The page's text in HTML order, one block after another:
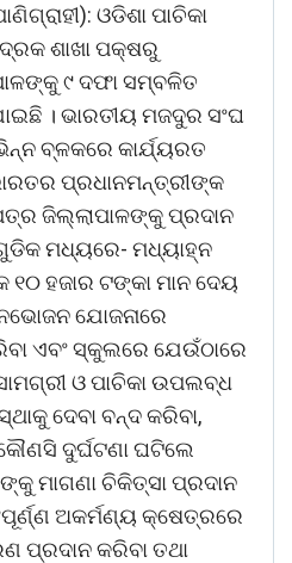
ଓଡିଶା ପାଚିକା
ଶାଖା ପକ୍ଷରୁ
୯ ଦଫା ସମ୍ବଳିତ
। ଭାରତୀୟ ମଜଦୁର ସଂଘ
ବ୍ଳକରେ କାର୍ଯ୍ୟରତ
ପ୍ରଧାନମନ୍ତ୍ରୀଙ୍କ
ଜିଲ୍ଲାପାଳଙ୍କୁ ପ୍ରଦାନ
ମଧ୍ୟରେ- ମଧ୍ୟାହ୍ନ
ହଜାର ଟଙ୍କା ମାନ ଦେୟ
ଯୋଜନାରେ
ଏବଂ ସ୍କୁଲରେ ଯେଉଁଠାରେ
ଓ ପାଚିକା ଉପଲବ୍ଧ
ଦେବା ବନ୍ଦ କରିବା,
ଦୁର୍ଘଟଣା ଘଟିଲେ
ମାଗଣା ଚିକିତ୍ସା ପ୍ରଦାନ
ଅକର୍ମଣ୍ୟ କ୍ଷେତ୍ରରେ
ପ୍ରଦାନ କରିବା ତଥା